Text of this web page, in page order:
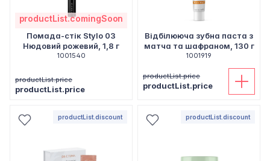
productList.comingSoon
Помада-стік Stylo 03
Нюдовий рожевий, 1,8 г
1001540
productList.price
productList.price
Відбілююча зубна паста з
матча та шафраном, 130 г
1001919
productList.price
productList.price
productList.discount productList.discount